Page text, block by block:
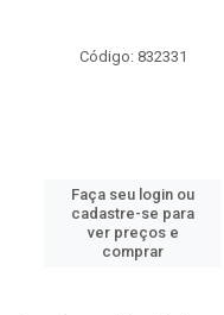
Código: 832331
Faça seu login ou
cadastre-se para
ver preços e
comprar